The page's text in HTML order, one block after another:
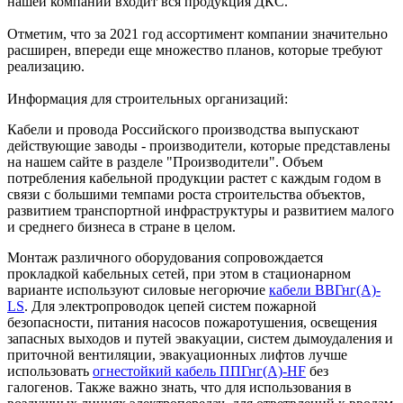
Отметим, что за 2021 год ассортимент компании значительно
расширен, впереди еще множество планов, которые требуют
реализацию.
Информация для строительных организаций:
Кабели и провода Российского производства выпускают
действующие заводы - производители, которые представлены
на нашем сайте в разделе "Производители". Объем
потребления кабельной продукции растет с каждым годом в
связи с большими темпами роста строительства объектов,
развитием транспортной инфраструктуры и развитием малого
и среднего бизнеса в стране в целом.
Монтаж различного оборудования сопровождается
прокладкой кабельных сетей, при этом в стационарном
варианте используют силовые негорючие кабели ВВГнг(А)-
LS. Для электропроводок цепей систем пожарной
безопасности, питания насосов пожаротушения, освещения
запасных выходов и путей эвакуации, систем дымоудаления и
приточной вентиляции, эвакуационных лифтов лучше
использовать огнестойкий кабель ППГнг(А)-HF без
галогенов. Также важно знать, что для использования в